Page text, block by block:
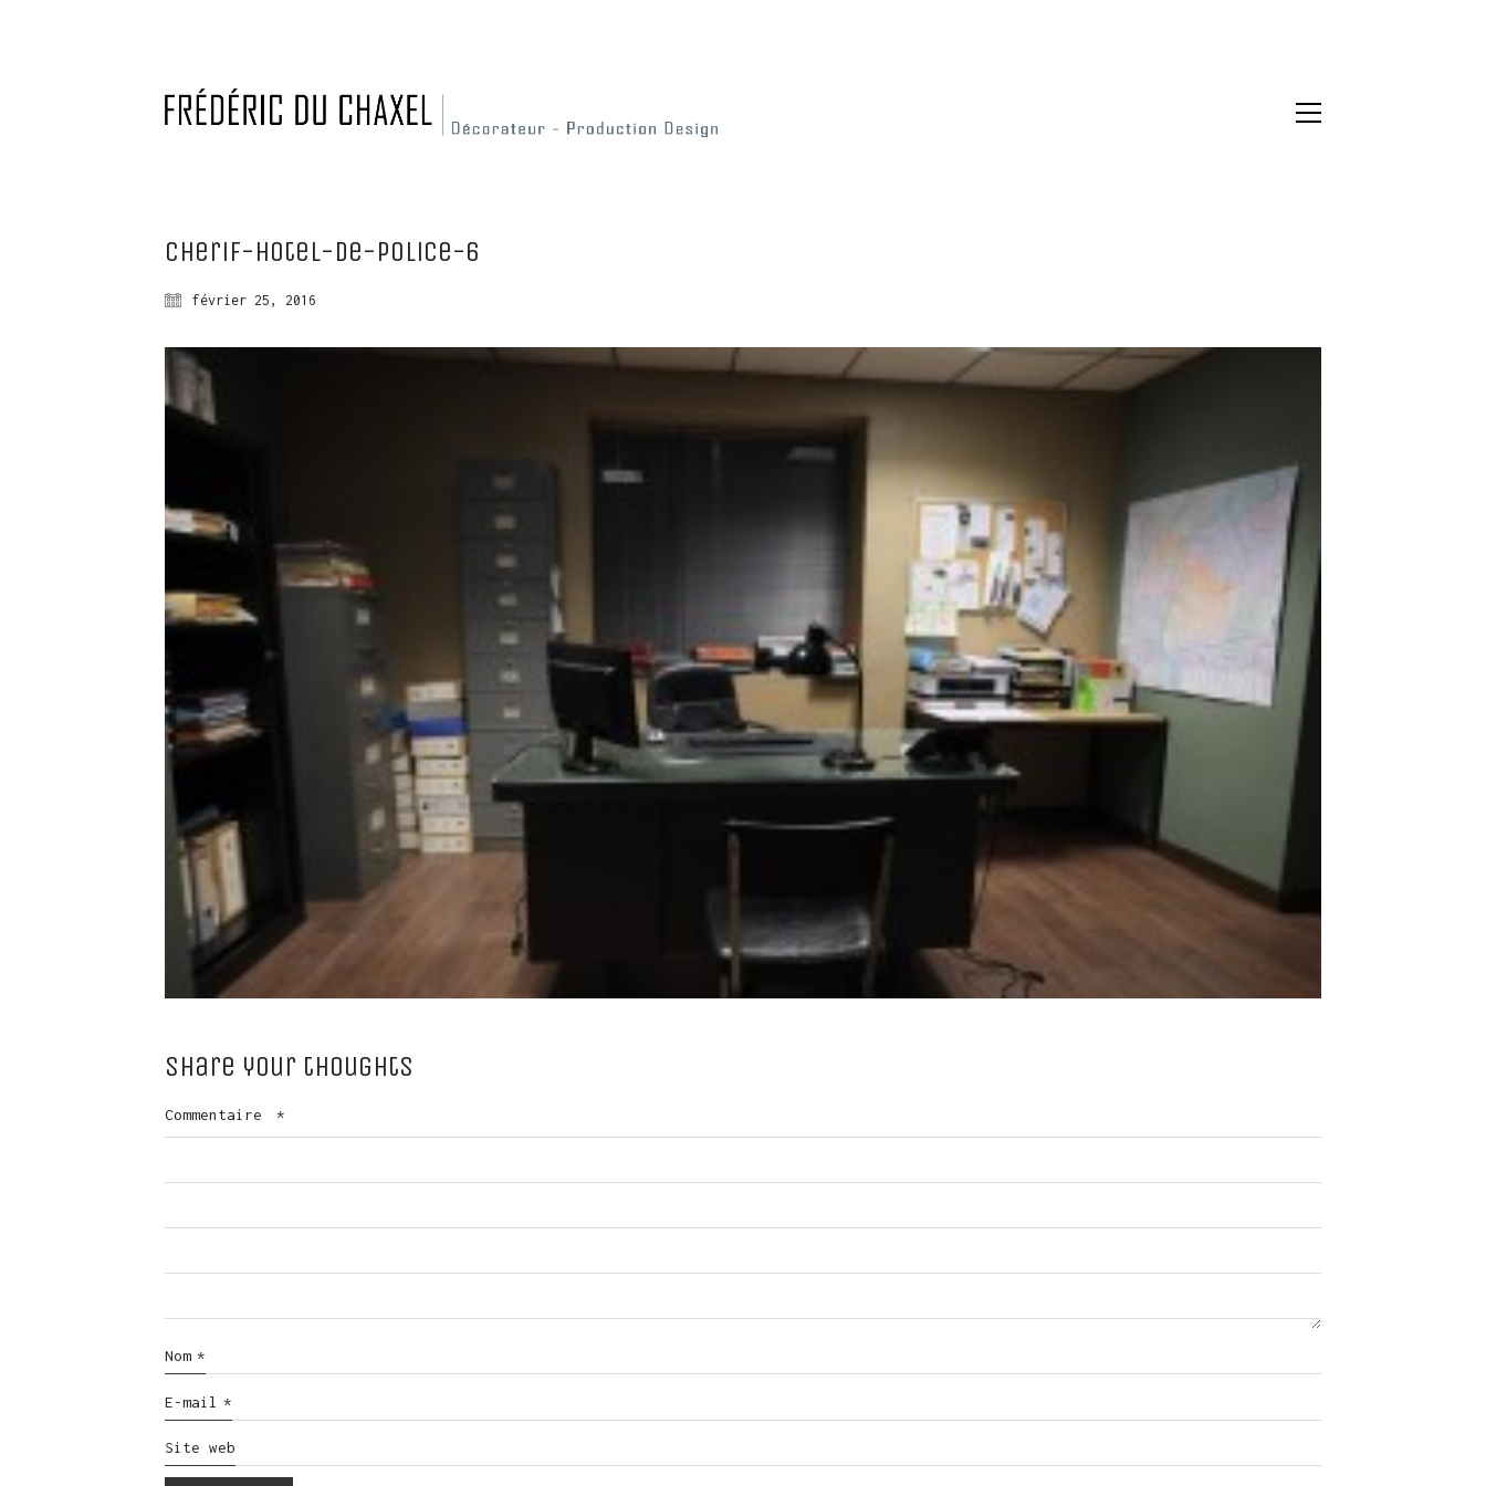
cherif-hotel-de-police-6
février 25, 2016
Share your thoughts
Commentaire *
Nom *
E-mail *
Site web